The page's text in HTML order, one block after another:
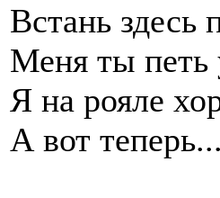
Встань
Меня ты петь
Я на рояле
А вот